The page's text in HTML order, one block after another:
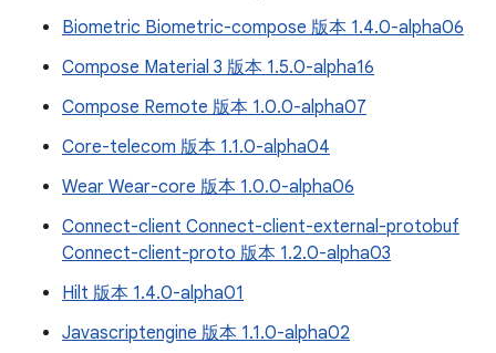
Biometric Biometric-compose 版本 1.4.0-alpha06
Compose Material 3 版本 1.5.0-alpha16
Compose Remote 版本 1.0.0-alpha07
Core-telecom 版本 1.1.0-alpha04
Wear Wear-core 版本 1.0.0-alpha06
Connect-client Connect-client-external-protobuf
Connect-client-proto 版本 1.2.0-alpha03
Hilt 版本 1.4.0-alpha01
Javascriptengine 版本 1.1.0-alpha02